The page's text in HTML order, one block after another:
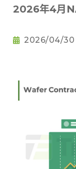
2026年4月
2026/04/30